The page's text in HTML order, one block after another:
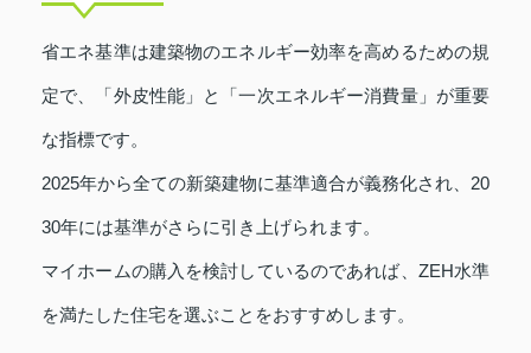
省エネ基準は建築物のエネルギー効率を高めるための規
定で、「外皮性能」と「一次エネルギー消費量」が重要
な指標です。
2025年から全ての新築建物に基準適合が義務化され、20
30年には基準がさらに引き上げられます。
マイホームの購入を検討しているのであれば、ZEH水準
を満たした住宅を選ぶことをおすすめします。